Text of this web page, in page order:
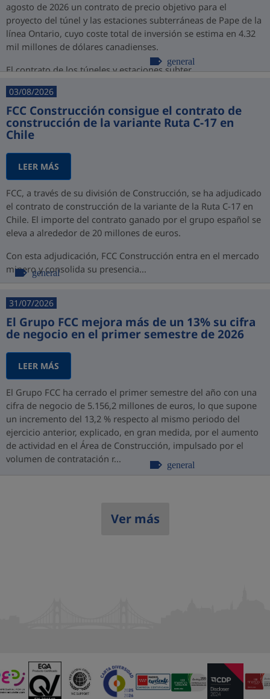
agosto de 2026 un contrato de precio objetivo para el
proyecto del túnel y las estaciones subterráneas de Pape de la
línea Ontario, cuyo coste total de inversión se estima en 4.32
mil millones de dólares canadienses.
El contrato de los túneles y estaciones subter...
general
03/08/2026
FCC Construcción consigue el contrato de
construcción de la variante Ruta C-17 en
Chile
LEER MÁS
FCC, a través de su división de Construcción, se ha adjudicado
el contrato de construcción de la variante de la Ruta C-17 en
Chile. El importe del contrato ganado por el grupo español se
eleva a alrededor de 20 millones de euros.
Con esta adjudicación, FCC Construcción entra en el mercado
minero y consolida su presencia...
general
31/07/2026
El Grupo FCC mejora más de un 13% su cifra
de negocio en el primer semestre de 2026
LEER MÁS
El Grupo FCC ha cerrado el primer semestre del año con una
cifra de negocio de 5.156,2 millones de euros, lo que supone
un incremento del 13,2 % respecto al mismo periodo del
ejercicio anterior, explicado, en gran medida, por el aumento
de actividad en el Área de Construcción, impulsado por el
volumen de contratación r...
general
Ver más